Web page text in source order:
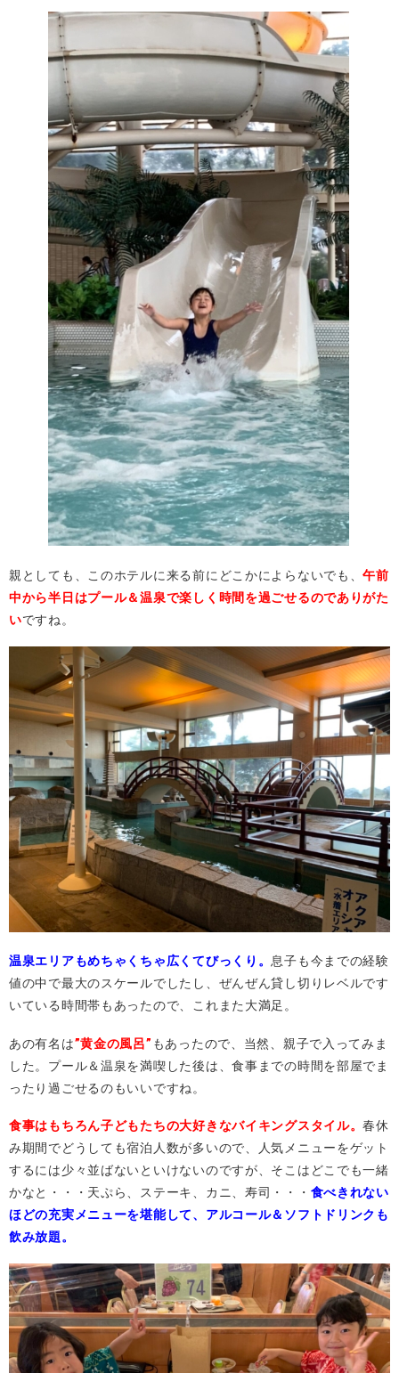
親としても、このホテルに来る前にどこかによらないでも、午前
中から半日はプール＆温泉で楽しく時間を過ごせるのでありがた
いですね。
温泉エリアもめちゃくちゃ広くてびっくり。息子も今までの経験
値の中で最大のスケールでしたし、ぜんぜん貸し切りレベルです
いている時間帯もあったので、これまた大満足。
あの有名は”黄金の風呂” もあったので、当然、親子で入ってみま
した。プール＆温泉を満喫した後は、食事までの時間を部屋でま
ったり過ごせるのもいいですね。
食事はもちろん子どもたちの大好きなバイキングスタイル。春休
み期間でどうしても宿泊人数が多いので、人気メニューをゲット
するには少々並ばないといけないのですが、そこはどこでも一緒
かなと・・・天ぷら、ステーキ、カニ、寿司・・・ 食べきれない
ほどの充実メニューを堪能して、アルコール＆ソフトドリンクも
飲み放題。